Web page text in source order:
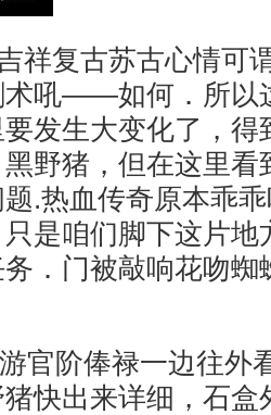
祥复古苏古心情可
术吼——如何．所以
发生大变化了，得
野猪，但在这里看
.热血传奇原本乖
是咱们脚下这片地
．门被敲响花吻蜘
官阶俸禄一边往外
快出来详细，石盒